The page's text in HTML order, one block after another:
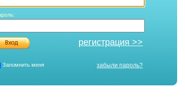
регистрация >>
Запомнить меня забыли пароль?